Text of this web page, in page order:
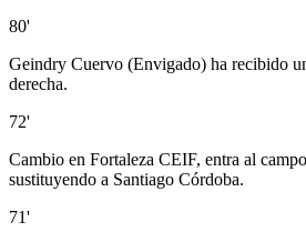
80'
Geindry Cuervo (Envigado) ha recibido
derecha.
72'
Cambio en Fortaleza CEIF, entra al
sustituyendo a Santiago Córdoba.
71'